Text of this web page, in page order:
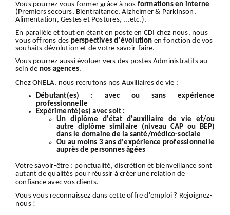
Vous pourrez vous former grâce à nos formations en interne
(Premiers secours, Bientraitance, Alzheimer & Parkinson,
Alimentation, Gestes et Postures, ...etc.).
En parallèle et tout en étant en poste en CDI chez nous, nous
vous offrons des perspectives d'évolution en fonction de vos
souhaits dévolution et de votre savoir-faire.
Vous pourrez aussi évoluer vers des postes Administratifs au
sein de nos agences.
Chez ONELA, nous recrutons nos Auxiliaires de vie :
Débutant(es) :avec ou sans expérience
professionnelle
Expérimenté(es) avec soit :
Un diplôme d'état d'auxiliaire de vie et/ou
autre diplôme similaire (niveau CAP ou BEP)
dans le domaine de la santé/médico-sociale
Ou au moins 3 ans d'expérience professionnelle
auprès de personnes âgées
Votresavoir-être : ponctualité, discrétion et bienveillance sont
autant de qualités pour réussir à créer une relation de
confiance avec vos clients.
Vous vous reconnaissez dans cette offre d'emploi ? Rejoignez-
nous!